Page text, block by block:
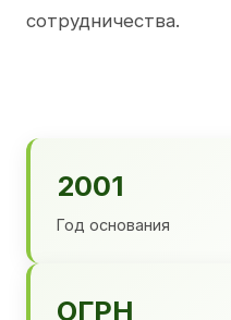
сотрудничества.
2001
Год основания
ОГРН